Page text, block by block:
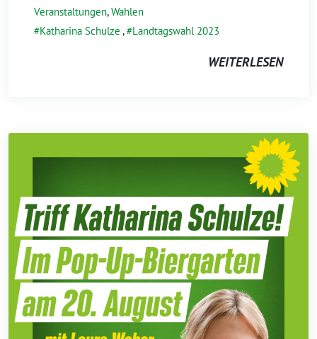
Veranstaltungen,Wahlen
Katharina Schulze , Landtagswahl 2023
WEITERLESEN